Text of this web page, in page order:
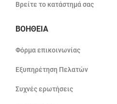
Βρείτε το κατάστημά σας
ΒΟΗΘΕΙΑ
Φόρμα επικοινωνίας
Εξυπηρέτηση Πελατών
Συχνές ερωτήσεις